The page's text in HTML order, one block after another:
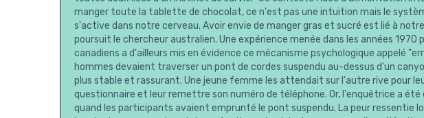
manger toute la tablette de chocolat, ce n'est pas une intuition mais le
s'active dans notre cerveau. Avoir envie de manger gras et sucré est lié à
poursuit le chercheur australien. Une expérience menée dans les années 1970
canadiens a d'ailleurs mis en évidence ce mécanisme psychologique appelé
hommes devaient traverser un pont de cordes suspendu au-dessus d'un
plus stable et rassurant. Une jeune femme les attendait sur l'autre rive pour
questionnaire et leur remettre son numéro de téléphone. Or, l'enquêtrice a été
quand les participants avaient emprunté le pont suspendu. La peur ressentie